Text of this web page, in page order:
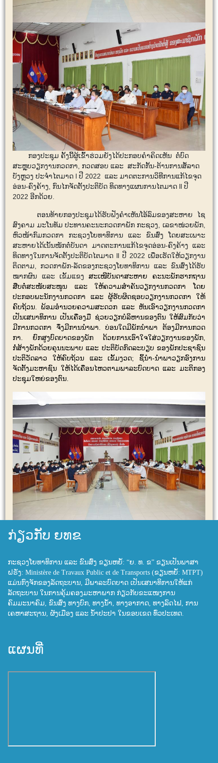
ກອງປະຊຸມ ຄັ້ງນີ້ຜູ້ເຂົ້າຮ່ວມຍັງໄດ້ປະກອບຄໍາຄິດເຫັນ ຕໍ່ບົດ
ສະຫຼຸບວຽກງານກວດກາ, ກວດສອບ ແລະ ສະກັດກັ້ນ-ຕ້ານການສໍ້ລາດ
ບັງຫຼວງ ປະຈຳໄຕມາດ l ປີ 2022 ແລະ ມາດຕະການວິທີການແກ້ໄຂຈຸດ
ອ່ອນ-ຄົງຄ້າງ, ກົນໄກຈັດຕັ້ງປະຕິບັດ ທິດທາງແຜນການໄຕມາດ ll ປີ
2022 ອີກດ້ວຍ.
ຕອນທ້າຍກອງປະຊຸມໄດ້ຮັບຟັງຄໍາເຫັນໂອ້ລົມຂອງສະຫາຍ ໄຊ
ສົງຄາມ ມະໂນທັມ ປະທານຄະນະກວດກາພັກ ກະຊວງ, ເລຂາໜ່ວຍພັກ,
ຫົວໜ້າກົມກວດກາ ກະຊວງໂຍທາທິການ ແລະ ຂົນສົ່ງ ໂດຍສະເພາະ
ສະຫາຍໄດ້ເນັ້ນໜັກຕໍ່ບັນດາ ມາດຕະການແກ້ໄຂຈຸດອ່ອນ-ຄົງຄ້າງ ແລະ
ທິດທາງໃນການຈັດຕັ້ງປະຕິບັດໄຕມາດ ll ປີ 2022 ເພື່ອເຮັດໃຫ້ວຽກງານ
ຕິດຕາມ, ກວດກາພັກ-ລັດຂອງກະຊວງໂຍທາທິການ ແລະ ຂົນສົ່ງໄດ້ຮັບ
ໝາກຜົນ ແລະ ເຂັ້ມແຂງສະເໜີບັນດາສະຫາຍ ຄະນະພັກຮາກຖານ
ສືບຕໍ່ສະໜັບສະໜູນ ແລະ ໃຫ້ຄວາມສຳຄັນວຽກງານກວດກາ ໂດຍ
ປະກອບພະນັກງານກວດກາ ແລະ ຜູ້ຮັບຜິດຊອບວຽກງານກວດກາ ໃຫ້
ຄົບຖ້ວນ. ພ້ອມອຳນວຍຄວາມສະດວກ ແລະ ຫັນເອົາວຽກງານກວດກາ
ເປັນເສນາທິການ ເປັນເຄື່ອງມື ຊ່ວຍວຽກບໍລິຫານຂອງຕົນ ໃຫ້ສົມກັບວ່າ
ມີການກວດກາ ຈຶ່ງມີການນຳພາ. ບ່ອນໃດມີພັກນຳພາ ຕ້ອງມີການກວດ
ກາ. ຍົກສູງບົດບາດຂອງພັກ ດ້ວຍການເອົາໃຈໃສ່ວຽກງານຂອງພັກ,
ກໍ່ສ້າງພັກດ້ວຍຄຸນນະພາບ ແລະ ປະຕິບັດກົດລະບຽບ ຂອງພັກປະຊາຊົນ
ປະຕິວັດລາວ ໃຫ້ຄົບຖ້ວນ ແລະ ເຂັ້ມງວດ; ຊິ້ນໍາ-ນຳພາວຽກອົງການ
ຈັດຕັ້ງມະຫາຊົນ ໃຫ້ໄດ້ເຄື່ອນໄຫວຕາມພາລະບົດບາດ ແລະ ມະຕິກອງ
ປະຊຸມໃຫຍ່ຂອງຕົນ.
ກ່ຽວກັບ ຍທຂ
ກະຊວງໂຍທາທິການ ແລະ ຂົນສົ່ງ ຂຽນຫຍໍ້: “ຍ. ທ. ຂ” ຂຽນເປັນພາສາ
ຝຣັ່ງ: Ministère de Travaux Public et de Transports (ຂຽນຫຍໍ້: MTPT)
ແມ່ນກົງຈັກຂອງລັດຖະບານ, ມີພາລະບົດບາດ ເປັນເສນາທິການໃຫ້ແກ່
ລັດຖະບານ ໃນການຄຸ້ມຄອງມະຫາພາກ ກ່ຽວກັບຂະແໜງການ
ຄົມມະນາຄົມ, ຂົນສົ່ງ ທາງບົກ, ທາງນ້ຳ, ທາງອາກາດ, ທາງລົດໄຟ, ການ
ເຄຫາສະຖານ, ຜັງເມືອງ ແລະ ນ້ຳປະປາ ໃນຂອບເຂດ ທົ່ວປະເທດ.
ແຜນທີ່